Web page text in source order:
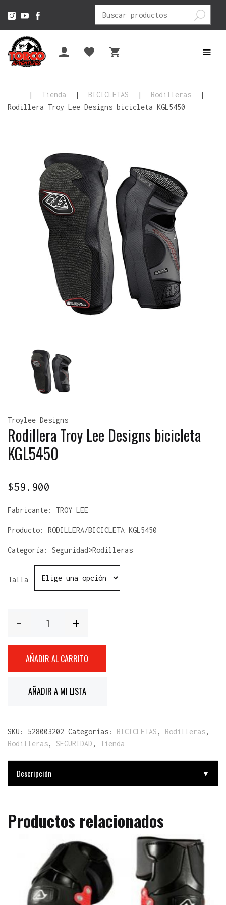
Buscar
por:
| Tienda | BICICLETAS | Rodilleras
|
Rodillera Troy Lee Designs bicicleta KGL5450
Troylee Designs
Rodillera Troy Lee Designs bicicleta
KGL5450
$59.900
Fabricante: TROY LEE
Producto: RODILLERA/BICICLETA KGL5450
Categoría: Seguridad>Rodilleras
Talla
AÑADIR AL CARRITO
AÑADIR A MI LISTA
SKU: 528003202 Categorías: BICICLETAS , Rodilleras,
Rodilleras, SEGURIDAD , Tienda
Descripción ▼
Productos relacionados